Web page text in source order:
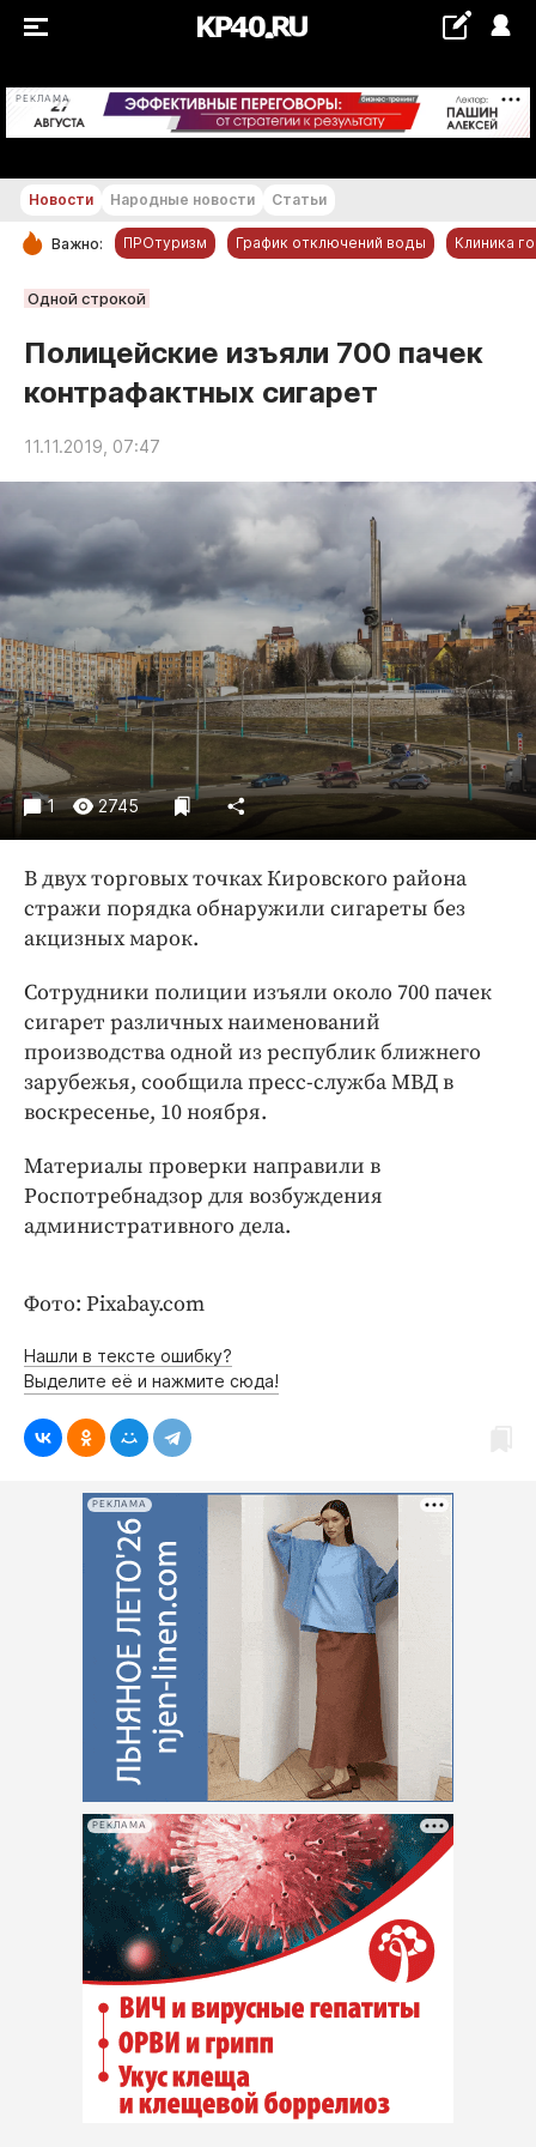
РЕКЛАМА +21...+22 °С
РУБРИКИ
Обнинск
Новости компаний
Статьи
Народные новости
Авто и транспорт
Благоустройство
Криминал
Культура
Недвижимость и ЖКХ
Образование
Общество
Погода
Праздники
Происшествия
Спорт
Экономика и бизнес
ПРОЕКТЫ
Издания
Медиаперсона
Интересное чтиво
Клиника года
Работодатель года
Новости Народные новости Статьи
Важно: ПРОтуризм График отключений воды Клиника
Одной строкой
Полицейские изъяли 700 пачек
контрафактных сигарет
11.11.2019, 07:47
1 2745
В двух торговых точках Кировского района
стражи порядка обнаружили сигареты без
акцизных марок.
Сотрудники полиции изъяли около 700 пачек
сигарет различных наименований
производства одной из республик ближнего
зарубежья, сообщила пресс-служба МВД в
воскресенье, 10 ноября.
Материалы проверки направили в
Роспотребнадзор для возбуждения
административного дела.
Фото: Pixabay.com
Нашли в тексте ошибку?
Выделите её и нажмите сюда!
РЕКЛАМА
РЕКЛАМА